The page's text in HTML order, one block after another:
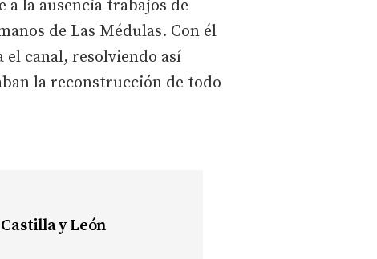
a la ausencia trabajos de
de Las Médulas. Con él
el canal, resolviendo así
la reconstrucción de todo
y León